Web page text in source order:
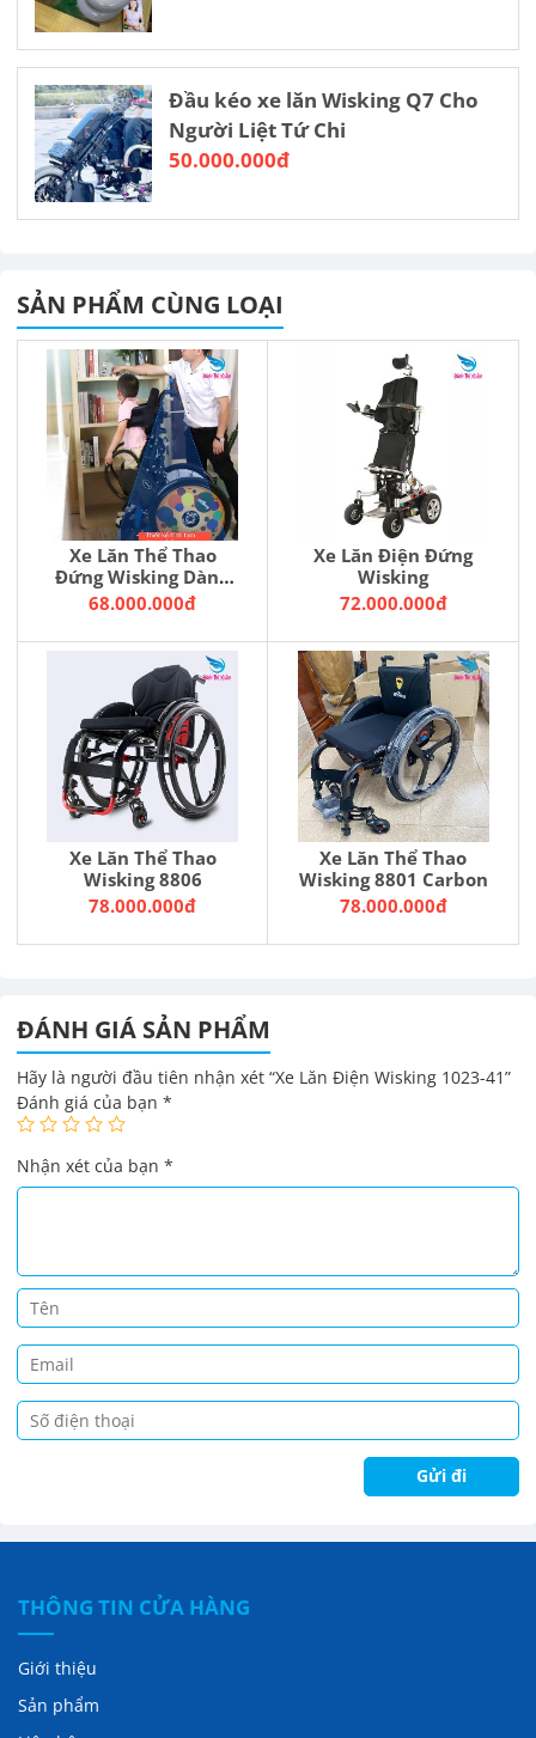
Đầu kéo xe lăn Wisking Q7 Cho
Người Liệt Tứ Chi
50.000.000đ
SẢN PHẨM CÙNG LOẠI
Xe Lăn Thể Thao
Đứng Wisking Dành
Trẻ Cho Trẻ Em
68.000.000đ
Xe Lăn Điện Đứng
Wisking
72.000.000đ
Xe Lăn Thể Thao
Wisking 8806
78.000.000đ
Xe Lăn Thể Thao
Wisking 8801 Carbon
78.000.000đ
ĐÁNH GIÁ SẢN PHẨM
Hãy là người đầu tiên nhận xét “Xe Lăn Điện Wisking 1023-41”
Đánh giá của bạn *
Nhận xét của bạn *
THÔNG TIN CỬA HÀNG
Giới thiệu
Sản phẩm